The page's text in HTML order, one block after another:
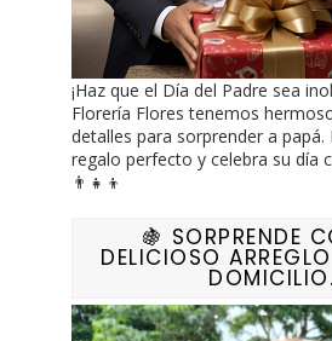
¡Haz que el Día del Padre sea
Florería Flores tenemos
detalles para sorprender a papá.
regalo perfecto y celebra su día
👨‍👧‍👦
🍇 SORPRENDE
DELICIOSO
DOMICILIO.